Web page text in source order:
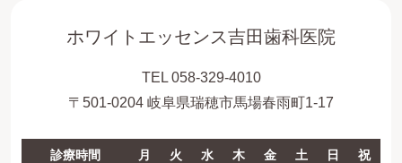
ホワイトエッセンス吉田歯科医院
TEL 058-329-4010
〒501-0204 岐阜県瑞穂市馬場春雨町1-17
診療時間 月 火 水 木 金 土 日 祝